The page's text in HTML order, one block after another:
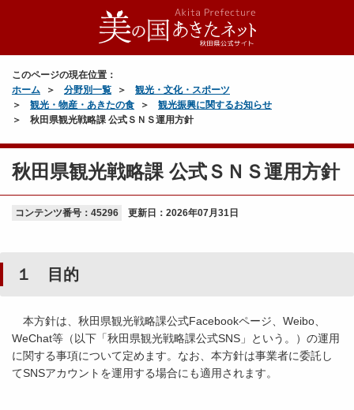
このページの現在位置：
ホーム
分野別一覧
観光・文化・スポーツ
観光・物産・あきたの食
観光振興に関するお知らせ
秋田県観光戦略課 公式ＳＮＳ運用方針
秋田県観光戦略課 公式ＳＮＳ運用方針
コンテンツ番号：45296 更新日： 2026年07月31日
１ 目的
本方針は、秋田県観光戦略課公式Facebookページ、Weibo、
WeChat等（以下「秋田県観光戦略課公式SNS」という。）の運用
に関する事項について定めます。なお、本方針は事業者に委託し
てSNSアカウントを運用する場合にも適用されます。